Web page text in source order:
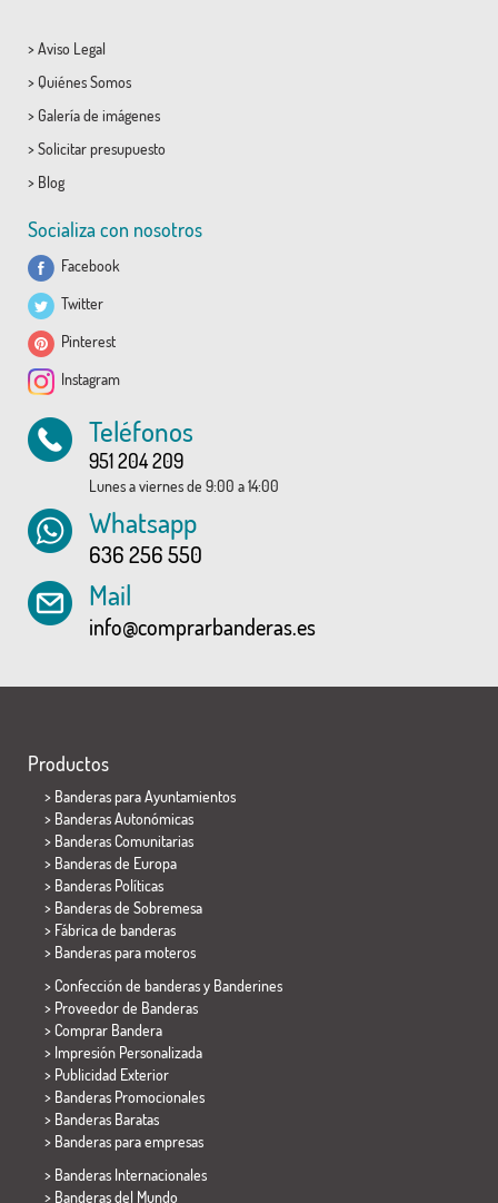
> Aviso Legal
> Quiénes Somos
> Galería de imágenes
> Solicitar presupuesto
> Blog
Socializa con nosotros
Facebook
Twitter
Pinterest
Instagram
Teléfonos
951 204 209
Lunes a viernes de 9:00 a 14:00
Whatsapp
636 256 550
Mail
info@comprarbanderas.es
Productos
> Banderas para Ayuntamientos
> Banderas Autonómicas
> Banderas Comunitarias
> Banderas de Europa
> Banderas Políticas
> Banderas de Sobremesa
> Fábrica de banderas
> Banderas para moteros
> Confección de banderas y Banderines
> Proveedor de Banderas
> Comprar Bandera
> Impresión Personalizada
> Publicidad Exterior
> Banderas Promocionales
> Banderas Baratas
> Banderas para empresas
> Banderas Internacionales
> Banderas del Mundo